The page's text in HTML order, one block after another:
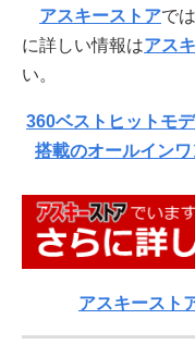
アスキーストアで
に詳しい情報はアス
い。
360ベストヒットモ
搭載のオールイン
アスキースト